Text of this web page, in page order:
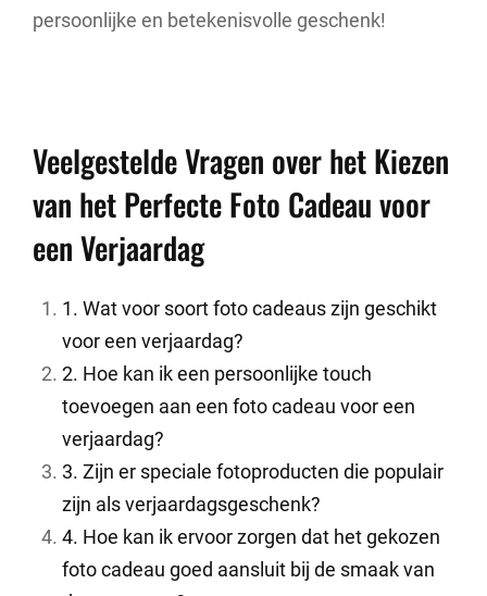
persoonlijke en betekenisvolle geschenk!
Veelgestelde Vragen over het Kiezen
van het Perfecte Foto Cadeau voor
een Verjaardag
1. Wat voor soort foto cadeaus zijn geschikt
voor een verjaardag?
2. Hoe kan ik een persoonlijke touch
toevoegen aan een foto cadeau voor een
verjaardag?
3. Zijn er speciale fotoproducten die populair
zijn als verjaardagsgeschenk?
4. Hoe kan ik ervoor zorgen dat het gekozen
foto cadeau goed aansluit bij de smaak van